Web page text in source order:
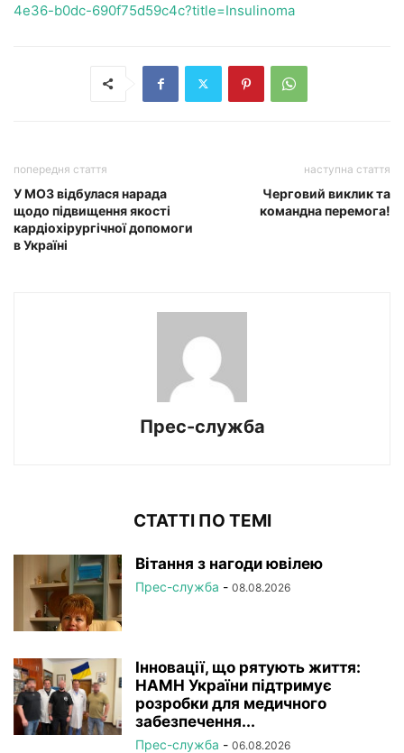
4e36-b0dc-690f75d59c4c?title=Insulinoma
попередня стаття
У МОЗ відбулася нарада
щодо підвищення якості
кардіохірургічної допомоги
в Україні
наступна стаття
Черговий виклик та
командна перемога!
Прес-служба
СТАТТІ ПО ТЕМІ
Вітання з нагоди ювілею
Прес-служба - 08.08.2026
Інновації, що рятують життя:
НАМН України підтримує
розробки для медичного
забезпечення...
Прес-служба - 06.08.2026